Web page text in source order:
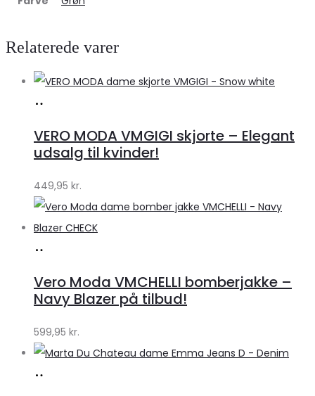
Relaterede varer
Klædeskabet.dk
VERO MODA VMGIGI skjorte – Elegant
udsalg til kvinder!
449,95 kr.
Klædeskabet.dk
Vero Moda VMCHELLI bomberjakke –
Navy Blazer på tilbud!
599,95 kr.